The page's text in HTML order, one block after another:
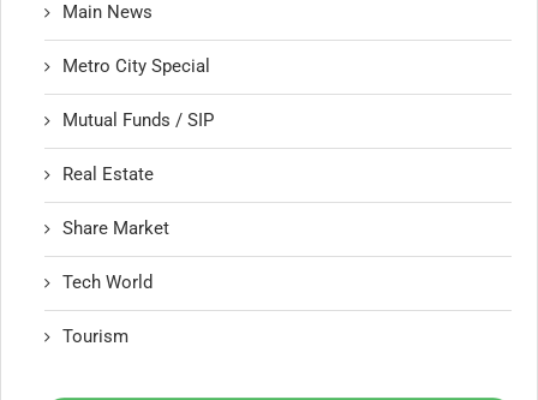
Main News
Metro City Special
Mutual Funds / SIP
Real Estate
Share Market
Tech World
Tourism